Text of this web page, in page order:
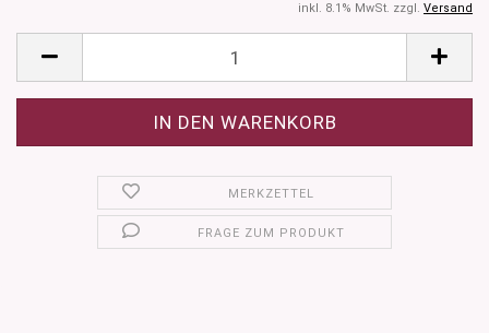
inkl. 8.1% MwSt. zzgl. Versand
MERKZETTEL
FRAGE ZUM PRODUKT